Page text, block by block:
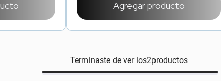
Agregar producto
Terminaste de ver los2productos